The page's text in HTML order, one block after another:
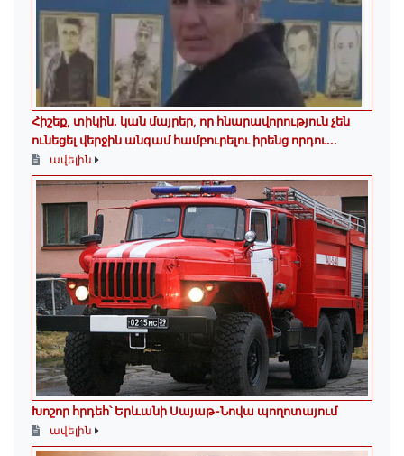
Հիշեք, տիկին․ կան մայրեր, որ հնարավորություն չեն
ունեցել վերջին անգամ համբուրելու իրենց որդու...
ավելին
Խոշոր հրդեհ՝ Երևանի Սայաթ-Նովա պողոտայում
ավելին